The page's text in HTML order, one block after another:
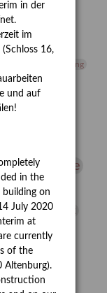
Asta Gröting
Zwanziger Jahren
Bibliothek
Fotografie
Müller
Grafik
Heldinnen
Jubiläum
Kunst
in der
im
(Schloss 16,
und auf
in the
building on
July 2020
at
currently
of the
Altenburg).